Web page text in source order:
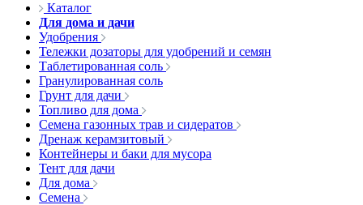
Каталог
Для дома и дачи
Удобрения
Тележки дозаторы для удобрений и семян
Таблетированная соль
Гранулированная соль
Грунт для дачи
Топливо для дома
Семена газонных трав и сидератов
Дренаж керамзитовый
Контейнеры и баки для мусора
Тент для дачи
Для дома
Семена